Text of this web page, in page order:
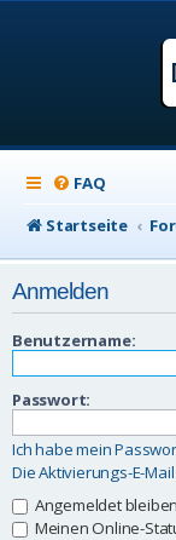
FAQ
Startseite
Anmelden
Benutzername:
Passwort:
Ich habe mein
Die Aktivierungs-E-
Angemeldet bleiben
Meinen Online-